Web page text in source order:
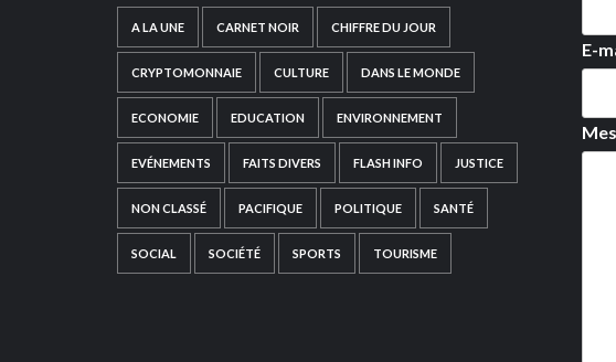
A LA UNE CARNET NOIR CHIFFRE DU JOUR
CRYPTOMONNAIE CULTURE DANS LE MONDE
ECONOMIE EDUCATION ENVIRONNEMENT
EVÉNEMENTS FAITS DIVERS FLASH INFO JUSTICE
NON CLASSÉ PACIFIQUE POLITIQUE SANTÉ
SOCIAL SOCIÉTÉ SPORTS TOURISME
E-